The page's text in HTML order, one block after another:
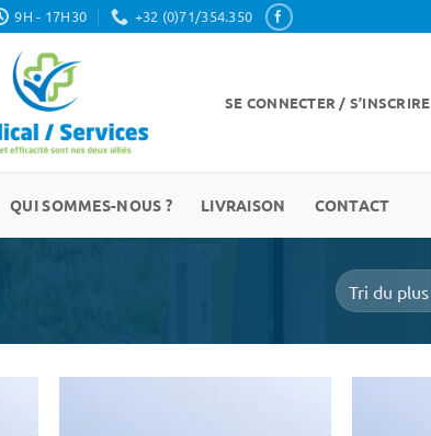
9H - 17H30 +32 (0)71/354.350
SE CONNECTER / S’INSCRIRE
QUI SOMMES-NOUS ? LIVRAISON CONTACT